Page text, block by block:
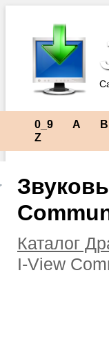
0_9 A B
Z
Каталог
I-View